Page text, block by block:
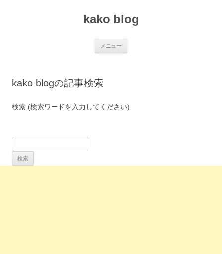
kako blog
メニュー
kako blogの記事検索
検索 (検索ワードを入力してください)